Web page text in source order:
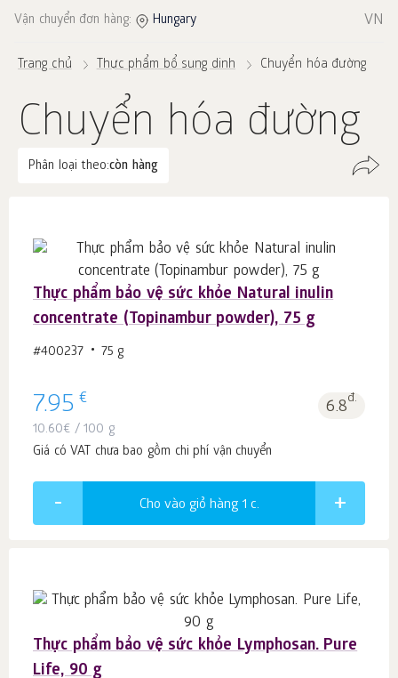
Vận chuyển đơn hàng: Hungary VN
Trang chủ Thực phẩm bổ sung dinh Chuyển hóa đường
Chuyển hóa đường
Phân loại theo:còn hàng
Thực phẩm bảo vệ sức khỏe Natural inulin
concentrate (Topinambur powder), 75 g
#400237 75 g
7.95 € 6.8đ.
10.60€ / 100 g
Giá có VAT chưa bao gồm chi phí vận chuyển
Cho vào giỏ hàng 1 c.
Thực phẩm bảo vệ sức khỏe Lymphosan. Pure
Life, 90 g